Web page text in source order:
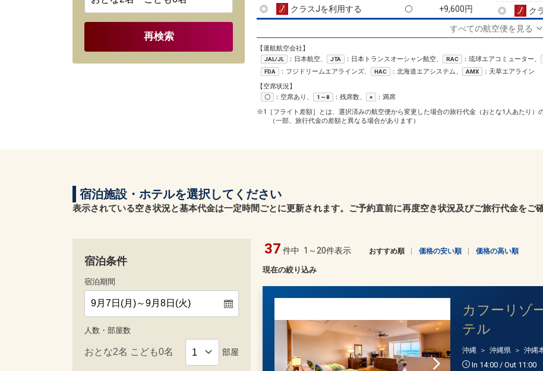
再検索
クラスJを利用する +9,600円 ク
すべての航空便を見る
【運航航空会社】
JAL/JL ：日本航空、 JTA ：日本トランスオーシャン航空、 RAC ：琉球エアコミューター、
FDA ：フジドリームエアラインズ、 HAC ：北海道エアシステム、 AMX
：天草エアライン
【空席状況】
〇 ：空席あり、 1～8 ：残席数、 ×
：満席
※1［フライト差額］とは、選択済みの航空便から変更した場合の旅行代金（おとな1人あたり）
（一部、旅行代金の差額と異なる場合があります）
宿泊施設・ホテルを選択してください
表示されている空き状況と基本代金は一定時間ごとに更新されます。ご予約直前に再度空き状況及びご旅行代金をご
宿泊条件
宿泊期間
人数・部屋数
部屋
現在の絞り込み
37 件中 1～20件表示 おすすめ順 価格の安い順 価格の高い順
カフーリゾ
テル
沖縄 沖縄県 沖縄
In 14:00 / Out 11:00